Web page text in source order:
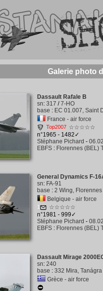
Galerie photo
Dassault Rafale B
sn: 317 /7-HO
base : EC 01.007, Saint
France - air force
Top2007 ☆☆☆☆☆
n°1965 - 1482✓
Stéphane Pichard -
EBFS : Florennes (BEL)
General Dynamics F-
sn: FA-91
base : 2 Wing,
Belgique - air force
1
☆☆☆☆☆
n°1981 - 999✓
Stéphane Pichard -
EBFS : Florennes (BEL)
Dassault Mirage
sn: 240
base : 332 Mira,
Grèce - air force